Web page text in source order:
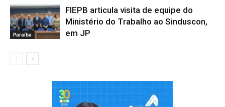
Paraíba
FIEPB articula visita de equipe do
Ministério do Trabalho ao Sinduscon,
em JP